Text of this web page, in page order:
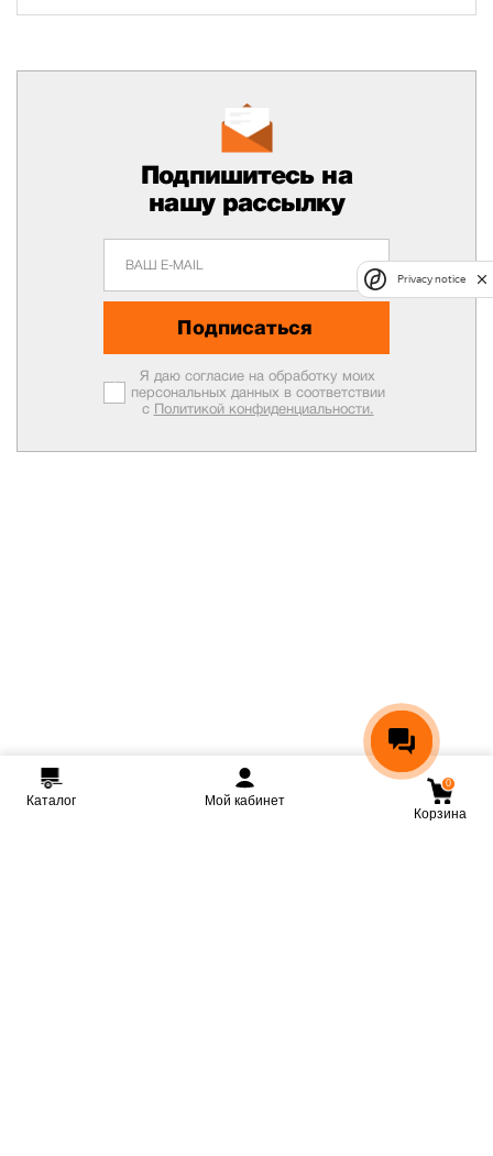
Подпишитесь на
нашу рассылку
Подписаться
Я даю согласие на обработку моих
персональных данных в соответствии
с Политикой конфиденциальности.
Каталог Мой кабинет
0
Корзина
Privacy notice